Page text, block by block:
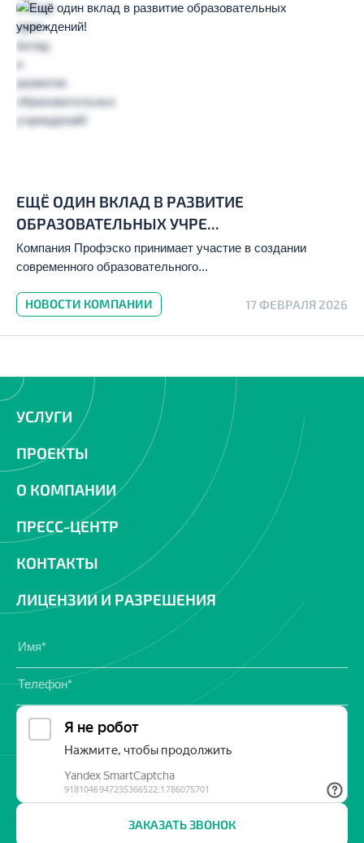
ЕЩЁ ОДИН ВКЛАД В РАЗВИТИЕ
ОБРАЗОВАТЕЛЬНЫХ УЧРЕ...
Компания Профэско принимает участие в создании
современного образовательного...
НОВОСТИ КОМПАНИИ 17 ФЕВРАЛЯ 2026
УСЛУГИ
ПРОЕКТЫ
О КОМПАНИИ
ПРЕСС-ЦЕНТР
КОНТАКТЫ
ЛИЦЕНЗИИ И РАЗРЕШЕНИЯ
ЗАКАЗАТЬ ЗВОНОК